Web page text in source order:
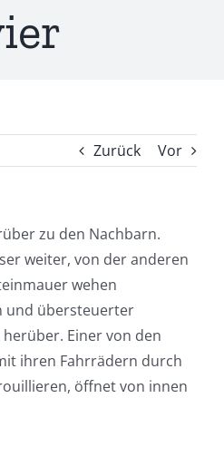
Zurück Vor
zu den Nachbarn.
weiter, von der anderen
wehen
und übersteuerter
Einer von den
ihren Fahrrädern durch
öffnet von innen